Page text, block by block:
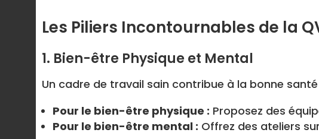
Les Piliers Incontournables de la
1. Bien-être Physique et Mental
Un cadre de travail sain contribue à la bonne
Pour le bien-être physique : Proposez des
Pour le bien-être mental : Offrez des ateliers